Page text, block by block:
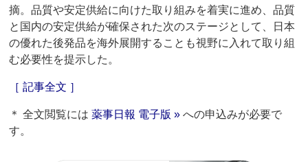
摘。品質や安定供給に向けた取り組みを着実に進め、品質
と国内の安定供給が確保された次のステージとして、日本
の優れた後発品を海外展開することも視野に入れて取り組
む必要性を提示した。
［ 記事全文 ］
＊ 全文閲覧には薬事日報 電子版 » への申込みが必要で
す。